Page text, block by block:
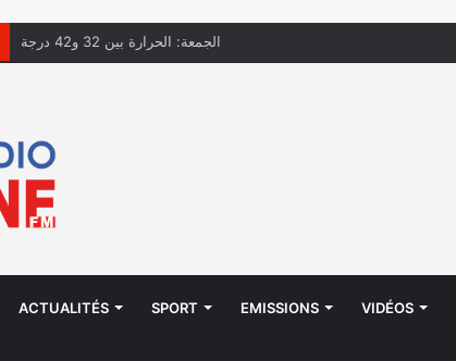
الجمعة: الحرارة بين 32 و42 درجة
ACTUALITÉS SPORT EMISSIONS VIDÉOS